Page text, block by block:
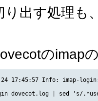
り出す処理も
のimap
17:45:57 Info: imap-